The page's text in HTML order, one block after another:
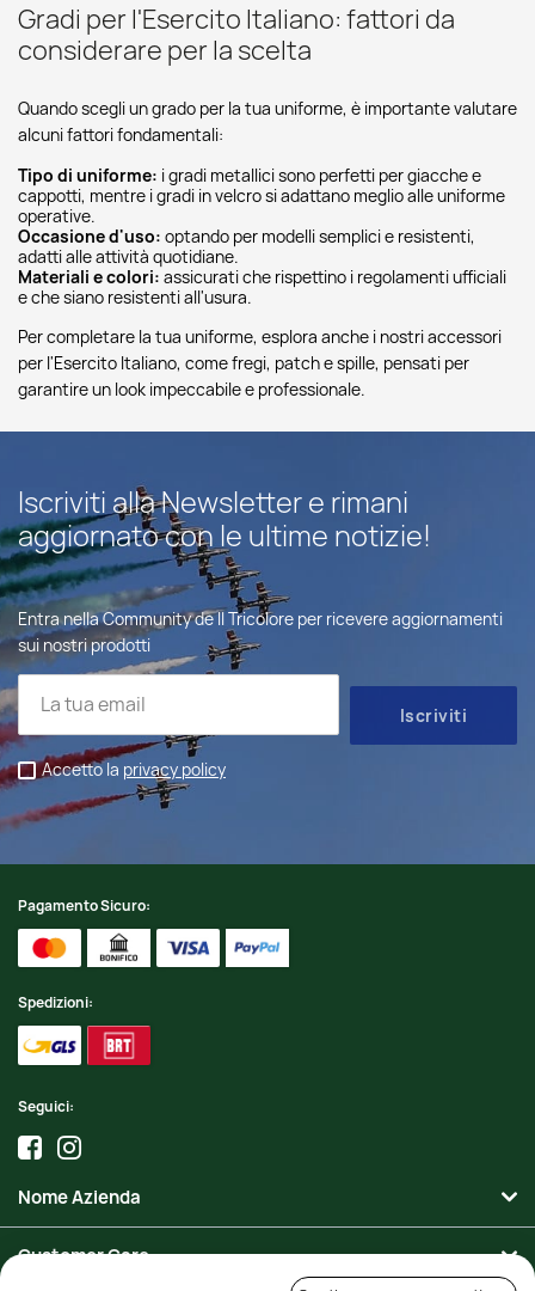
Gradi per l'Esercito Italiano: fattori da
considerare per la scelta
Quando scegli un grado per la tua uniforme, è importante valutare
alcuni fattori fondamentali:
Tipo di uniforme: i gradi metallici sono perfetti per giacche e
cappotti, mentre i gradi in velcro si adattano meglio alle uniforme
operative.
Occasione d'uso: optando per modelli semplici e resistenti,
adatti alle attività quotidiane.
Materiali e colori: assicurati che rispettino i regolamenti ufficiali
e che siano resistenti all'usura.
Per completare la tua uniforme, esplora anche i nostri accessori
per l'Esercito Italiano, come fregi, patch e spille, pensati per
garantire un look impeccabile e professionale.
Iscriviti alla Newsletter e rimani
aggiornato con le ultime notizie!
Entra nella Community de Il Tricolore per ricevere aggiornamenti
sui nostri prodotti
Accetto la privacy policy
Pagamento Sicuro:
Spedizioni:
Seguici:
Nome Azienda
Customer Care